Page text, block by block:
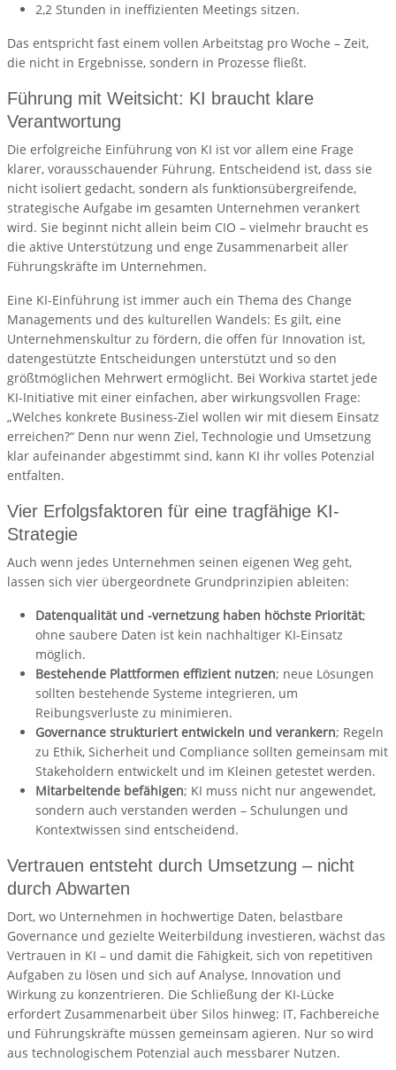
2,2 Stunden in ineffizienten Meetings sitzen.
Das entspricht fast einem vollen Arbeitstag pro Woche – Zeit,
die nicht in Ergebnisse, sondern in Prozesse fließt.
Führung mit Weitsicht: KI braucht klare
Verantwortung
Die erfolgreiche Einführung von KI ist vor allem eine Frage
klarer, vorausschauender Führung. Entscheidend ist, dass sie
nicht isoliert gedacht, sondern als funktionsübergreifende,
strategische Aufgabe im gesamten Unternehmen verankert
wird. Sie beginnt nicht allein beim CIO – vielmehr braucht es
die aktive Unterstützung und enge Zusammenarbeit aller
Führungskräfte im Unternehmen.
Eine KI-Einführung ist immer auch ein Thema des Change
Managements und des kulturellen Wandels: Es gilt, eine
Unternehmenskultur zu fördern, die offen für Innovation ist,
datengestützte Entscheidungen unterstützt und so den
größtmöglichen Mehrwert ermöglicht. Bei Workiva startet jede
KI-Initiative mit einer einfachen, aber wirkungsvollen Frage:
„Welches konkrete Business-Ziel wollen wir mit diesem Einsatz
erreichen?“ Denn nur wenn Ziel, Technologie und Umsetzung
klar aufeinander abgestimmt sind, kann KI ihr volles Potenzial
entfalten.
Vier Erfolgsfaktoren für eine tragfähige KI-
Strategie
Auch wenn jedes Unternehmen seinen eigenen Weg geht,
lassen sich vier übergeordnete Grundprinzipien ableiten:
Datenqualität und -vernetzung haben höchste Priorität;
ohne saubere Daten ist kein nachhaltiger KI-Einsatz
möglich.
Bestehende Plattformen effizient nutzen; neue Lösungen
sollten bestehende Systeme integrieren, um
Reibungsverluste zu minimieren.
Governance strukturiert entwickeln und verankern; Regeln
zu Ethik, Sicherheit und Compliance sollten gemeinsam mit
Stakeholdern entwickelt und im Kleinen getestet werden.
Mitarbeitende befähigen; KI muss nicht nur angewendet,
sondern auch verstanden werden – Schulungen und
Kontextwissen sind entscheidend.
Vertrauen entsteht durch Umsetzung – nicht
durch Abwarten
Dort, wo Unternehmen in hochwertige Daten, belastbare
Governance und gezielte Weiterbildung investieren, wächst das
Vertrauen in KI – und damit die Fähigkeit, sich von repetitiven
Aufgaben zu lösen und sich auf Analyse, Innovation und
Wirkung zu konzentrieren. Die Schließung der KI-Lücke
erfordert Zusammenarbeit über Silos hinweg: IT, Fachbereiche
und Führungskräfte müssen gemeinsam agieren. Nur so wird
aus technologischem Potenzial auch messbarer Nutzen.